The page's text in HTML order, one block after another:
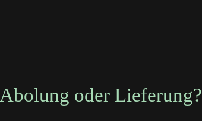
Abolung oder Lieferung?